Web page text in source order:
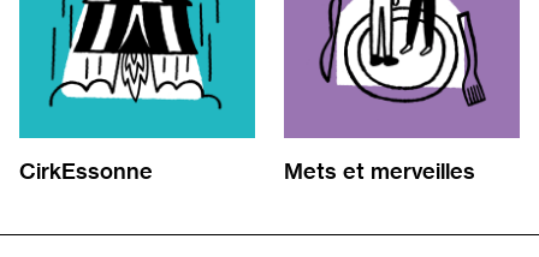
CirkEssonne Mets et merveilles